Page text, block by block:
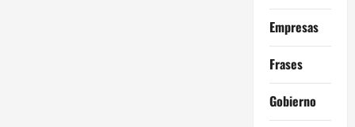
Empresas
Frases
Gobierno